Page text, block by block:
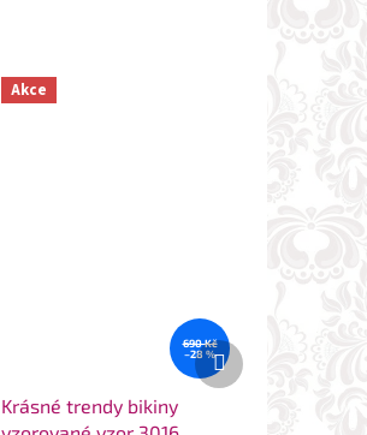
Akce
690 Kč
–28 %
Krásné trendy bikiny
Další
produkt